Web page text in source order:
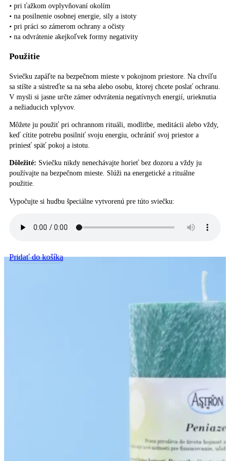
• pri ťažkom ovplyvňovaní okolím
• na posilnenie osobnej energie, sily a istoty
• pri práci so zámerom ochrany a očisty
• na odvrátenie akejkoľvek formy negativity
Použitie
Sviečku zapáľte na bezpečnom mieste v pokojnom priestore. Na chvíľu
sa stíšte a sústreďte sa na seba alebo osobu, ktorej chcete poslať ochranu.
V mysli si jasne určte zámer odvrátenia negatívnych energií, urieknutia
a nežiaducich vplyvov.
Môžete ju použiť pri ochrannom rituáli, modlitbe, meditácii alebo vždy,
keď cítite potrebu posilniť svoju energiu, ochrániť svoj priestor a
priniesť späť pokoj a istotu.
Dôležité: Sviečku nikdy nenechávajte horieť bez dozoru a vždy ju
používajte na bezpečnom mieste. Slúži na energetické a rituálne
použitie.
Vypočujte si hudbu špeciálne vytvorenú pre túto sviečku:
Pridať do košíka